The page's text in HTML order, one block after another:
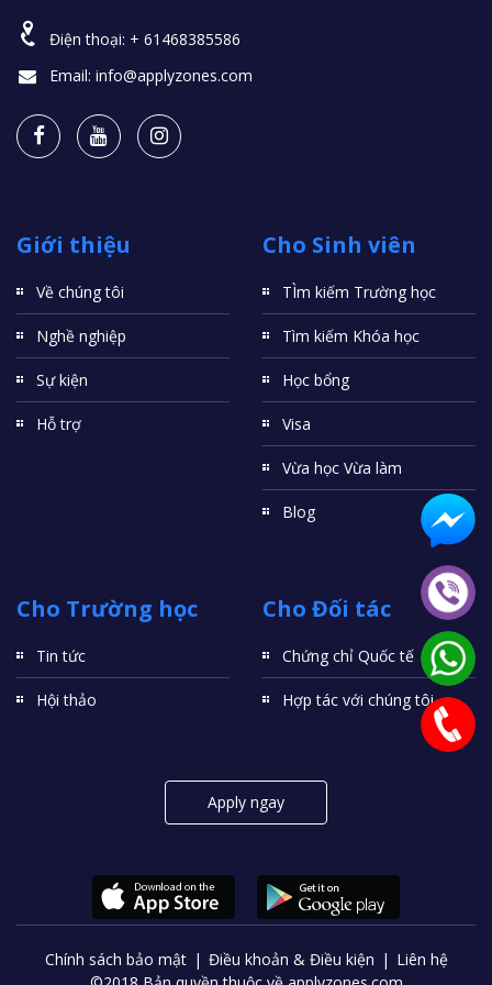
Điện thoại: + 61468385586
Email: info@applyzones.com
Giới thiệu
Về chúng tôi
Nghề nghiệp
Sự kiện
Hỗ trợ
Cho Sinh viên
TÌm kiếm Trường học
Tìm kiếm Khóa học
Học bổng
Visa
Vừa học Vừa làm
Blog
Cho Trường học
Tin tức
Hội thảo
Cho Đối tác
Chứng chỉ Quốc tế
Hợp tác với chúng tôi
Apply ngay
Chính sách bảo mật Điều khoản & Điều kiện
Liên hệ